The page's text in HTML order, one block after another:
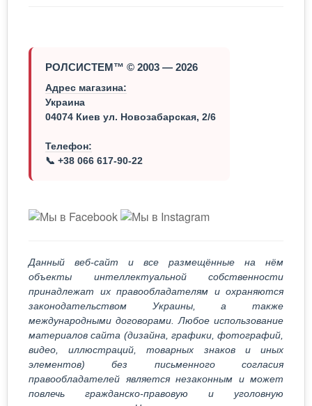
РОЛСИСТЕМ™ © 2003 — 2026
Адрес магазина:
Украина
04074 Киев ул. Новозабарская, 2/6
Телефон:
📞 +38 066 617-90-22
Данный веб-сайт и все размещённые на нём
объекты интеллектуальной собственности
принадлежат их правообладателям и охраняются
законодательством Украины, а также
международными договорами. Любое использование
материалов сайта (дизайна, графики, фотографий,
видео, иллюстраций, товарных знаков и иных
элементов) без письменного согласия
правообладателей является незаконным и может
повлечь гражданско-правовую и уголовную